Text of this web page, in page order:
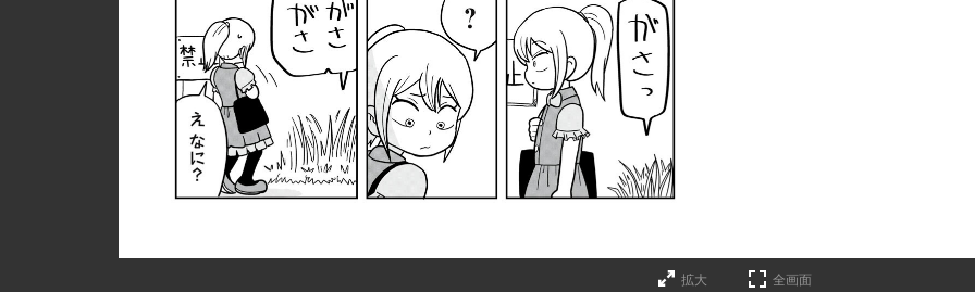
拡大 全画面